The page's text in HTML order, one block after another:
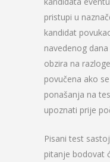
pristupi u
kandidat
navedenog
obzira na
povučena ako
ponašanja na
upoznati prije
Pisani test
pitanje bodovat